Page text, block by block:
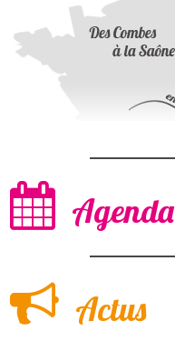
Agenda
Actus